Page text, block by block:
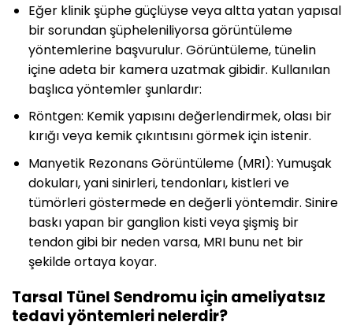
Eğer klinik şüphe güçlüyse veya altta yatan yapısal
bir sorundan şüpheleniliyorsa görüntüleme
yöntemlerine başvurulur. Görüntüleme, tünelin
içine adeta bir kamera uzatmak gibidir. Kullanılan
başlıca yöntemler şunlardır:
Röntgen: Kemik yapısını değerlendirmek, olası bir
kırığı veya kemik çıkıntısını görmek için istenir.
Manyetik Rezonans Görüntüleme (MRI): Yumuşak
dokuları, yani sinirleri, tendonları, kistleri ve
tümörleri göstermede en değerli yöntemdir. Sinire
baskı yapan bir ganglion kisti veya şişmiş bir
tendon gibi bir neden varsa, MRI bunu net bir
şekilde ortaya koyar.
Tarsal Tünel Sendromu için ameliyatsız
tedavi yöntemleri nelerdir?